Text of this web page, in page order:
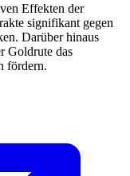
Effekten der
signifikant gegen
Darüber hinaus
Goldrute das
fördern.